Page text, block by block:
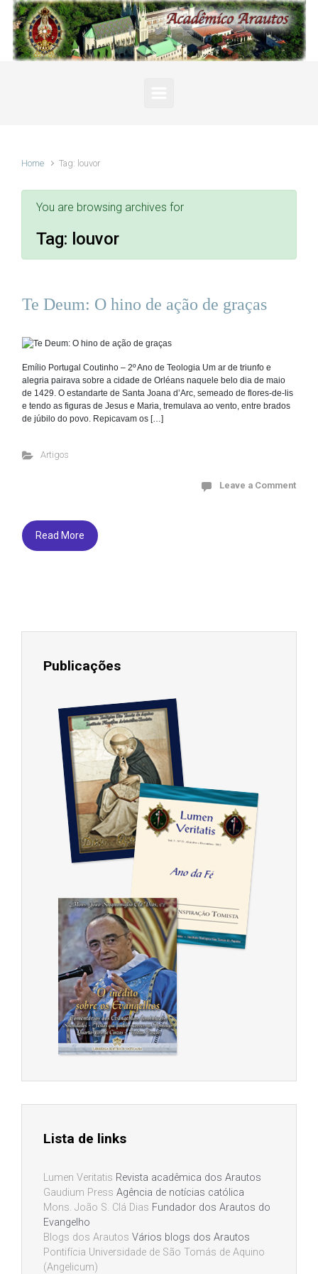
Skip to main content
Home Tag: louvor
You are browsing archives for
Tag: louvor
Te Deum: O hino de ação de graças
Emílio Portugal Coutinho – 2º Ano de Teologia Um ar de triunfo e
alegria pairava sobre a cidade de Orléans naquele belo dia de maio
de 1429. O estandarte de Santa Joana d’Arc, semeado de flores-de-lis
e tendo as figuras de Jesus e Maria, tremulava ao vento, entre brados
de júbilo do povo. Repicavam os […]
Artigos
Leave a Comment
Read More
Publicações
Lista de links
Lumen Veritatis Revista acadêmica dos Arautos
Gaudium Press Agência de notícias católica
Mons. João S. Clá Dias Fundador dos Arautos do
Evangelho
Blogs dos Arautos Vários blogs dos Arautos
Pontifícia Universidade de São Tomás de Aquino
(Angelicum)